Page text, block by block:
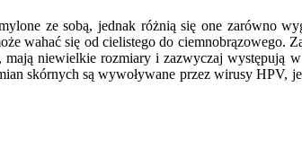
ze sobą, jednak różnią się one zarówno
wahać się od cielistego do ciemnobrązowego.
mają niewielkie rozmiary i zazwyczaj
skórnych są wywoływane przez wirusy HPV,